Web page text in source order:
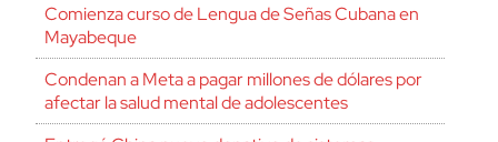
Comienza curso de Lengua de Señas Cubana en
Mayabeque
Condenan a Meta a pagar millones de dólares por
afectar la salud mental de adolescentes